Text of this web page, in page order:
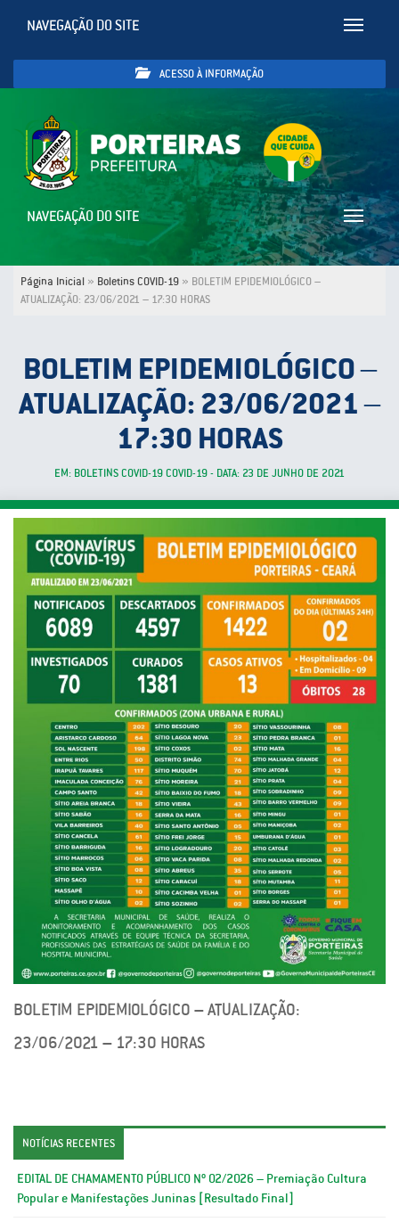
Toggle
NAVEGAÇÃO DO SITE
ACESSO À INFORMAÇÃO
Toggle
NAVEGAÇÃO DO SITE
Página Inicial » Boletins COVID-19 » BOLETIM EPIDEMIOLÓGICO –
ATUALIZAÇÃO: 23/06/2021 – 17:30 HORAS
BOLETIM EPIDEMIOLÓGICO –
ATUALIZAÇÃO: 23/06/2021 –
17:30 HORAS
EM: BOLETINS COVID-19 COVID-19 - DATA: 23 DE JUNHO DE 2021
BOLETIM EPIDEMIOLÓGICO – ATUALIZAÇÃO:
23/06/2021 – 17:30 HORAS
NOTÍCIAS RECENTES
EDITAL DE CHAMAMENTO PÚBLICO Nº 02/2026 – Premiação Cultura
Popular e Manifestações Juninas [Resultado Final]